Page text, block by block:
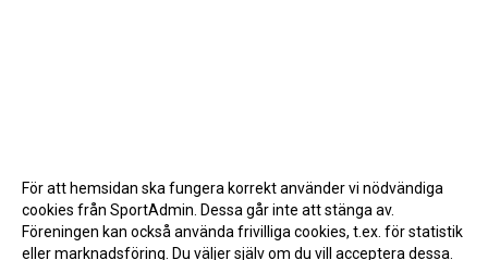
För att hemsidan ska fungera korrekt använder vi nödvändiga
cookies från SportAdmin. Dessa går inte att stänga av.
Föreningen kan också använda frivilliga cookies, t.ex. för statistik
eller marknadsföring. Du väljer själv om du vill acceptera dessa.